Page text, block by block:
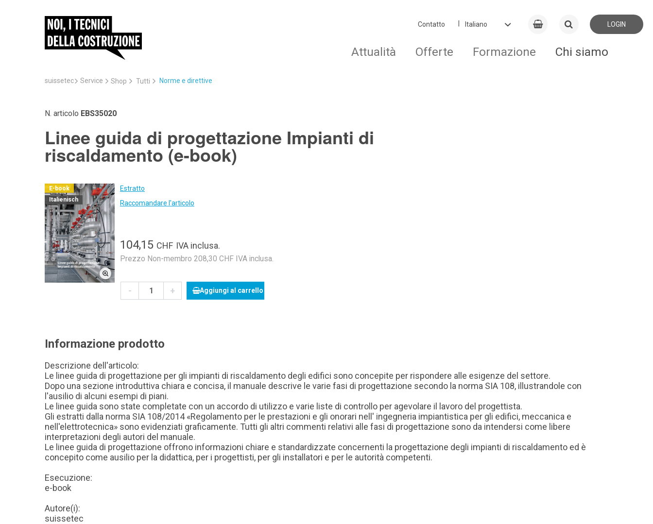
Contatto LOGIN
Attualità Offerte Formazione Chi siamo
suissetec Service Shop Tutti Norme e direttive
N. articolo EBS35020
Linee guida di progettazione Impianti di
riscaldamento (e-book)
E-book
Italienisch
Estratto
Raccomandare l'articolo
104,15 CHF IVA inclusa.
Prezzo Non-membro 208,30 CHF IVA inclusa.
- + Aggiungi al carrello
Informazione prodotto
Descrizione dell'articolo:
Le linee guida di progettazione per gli impianti di riscaldamento degli edifici sono concepite per rispondere alle esigenze del settore.
Dopo una sezione introduttiva chiara e concisa, il manuale descrive le varie fasi di progettazione secondo la norma SIA 108, illustrandole con
l'ausilio di alcuni esempi di piani.
Le linee guida sono state completate con un accordo di utilizzo e varie liste di controllo per agevolare il lavoro del progettista.
Gli estratti dalla norma SIA 108/2014 «Regolamento per le prestazioni e gli onorari nell' ingegneria impiantistica per gli edifici, meccanica e
nell'elettrotecnica» sono evidenziati graficamente. Tutti gli altri commenti relativi alle fasi di progettazione sono da intendersi come libere
interpretazioni degli autori del manuale.
Le linee guida di progettazione offrono informazioni chiare e standardizzate concernenti la progettazione degli impianti di riscaldamento ed è
concepito come ausilio per la didattica, per i progettisti, per gli installatori e per le autorità competenti.
Esecuzione:
e-book
Autore(i):
suissetec